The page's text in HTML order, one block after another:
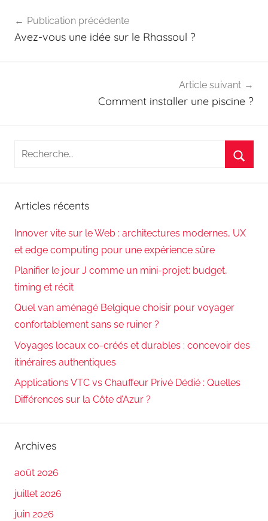
de
Publication précédente
Avez-vous une idée sur le Rhassoul ?
Article suivant
Comment installer une piscine ?
Recherche
Articles récents
Innover vite sur le Web : architectures modernes, UX
et edge computing pour une expérience sûre
Planifier le jour J comme un mini-projet: budget,
timing et récit
Quel van aménagé Belgique choisir pour voyager
confortablement sans se ruiner ?
Voyages locaux co-créés et durables : concevoir des
itinéraires authentiques
Applications VTC vs Chauffeur Privé Dédié : Quelles
Différences sur la Côte d’Azur ?
Archives
août 2026
juillet 2026
juin 2026